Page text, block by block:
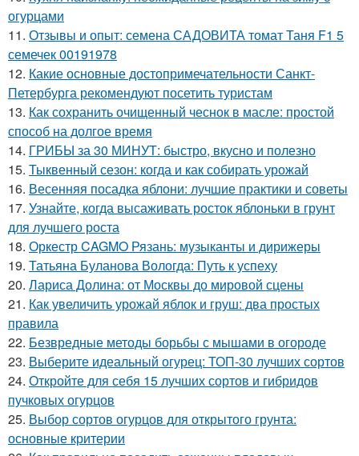
огурцами
11. Отзывы и опыт: семена САДОВИТА томат Таня F1 5
семечек 00191978
12. Какие основные достопримечательности Санкт-
Петербурга рекомендуют посетить туристам
13. Как сохранить очищенный чеснок в масле: простой
способ на долгое время
14. ГРИБЫ за 30 МИНУТ: быстро, вкусно и полезно
15. Тыквенный сезон: когда и как собирать урожай
16. Весенняя посадка яблони: лучшие практики и советы
17. Узнайте, когда высаживать росток яблоньки в грунт
для лучшего роста
18. Оркестр CAGMO Рязань: музыканты и дирижеры
19. Татьяна Буланова Вологда: Путь к успеху
20. Лариса Долина: от Москвы до мировой сцены
21. Как увеличить урожай яблок и груш: два простых
правила
22. Безвредные методы борьбы с мышами в огороде
23. Выберите идеальный огурец: ТОП-30 лучших сортов
24. Откройте для себя 15 лучших сортов и гибридов
пучковых огурцов
25. Выбор сортов огурцов для открытого грунта:
основные критерии